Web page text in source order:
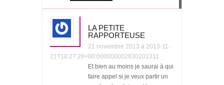
LA PETITE
RAPPORTEUSE
21 novembre 2013 à 2013-11-
21T18:27:28+00:000000002830201311
Et bien au moins je saurai à qui
faire appel si je veux partir un